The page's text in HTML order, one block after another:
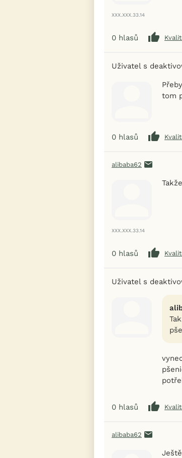
XXX.XXX.33.14
0 hlasů
Uživatel s
tom
0 hlasů
alibaba62
XXX.XXX.33.14
0 hlasů
Uživatel s
0 hlasů
alibaba62